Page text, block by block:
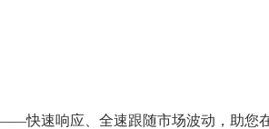
快速响应、全速跟随市场波动，助您